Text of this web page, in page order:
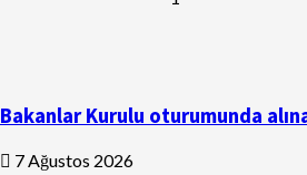
Bakanlar Kurulu oturumunda
7 Ağustos 2026